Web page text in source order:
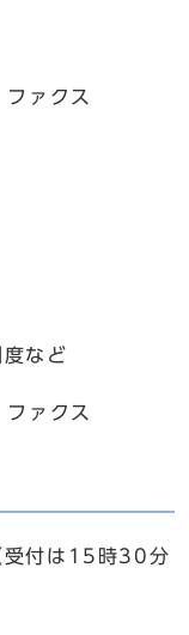
ァクス
など
ァクス
付は15時30分